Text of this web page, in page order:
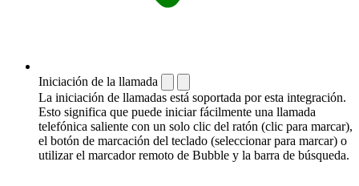
Iniciación de la llamada
La iniciación de llamadas está soportada por esta integración.
Esto significa que puede iniciar fácilmente una llamada
telefónica saliente con un solo clic del ratón (clic para marcar),
el botón de marcación del teclado (seleccionar para marcar) o
utilizar el marcador remoto de Bubble y la barra de búsqueda.